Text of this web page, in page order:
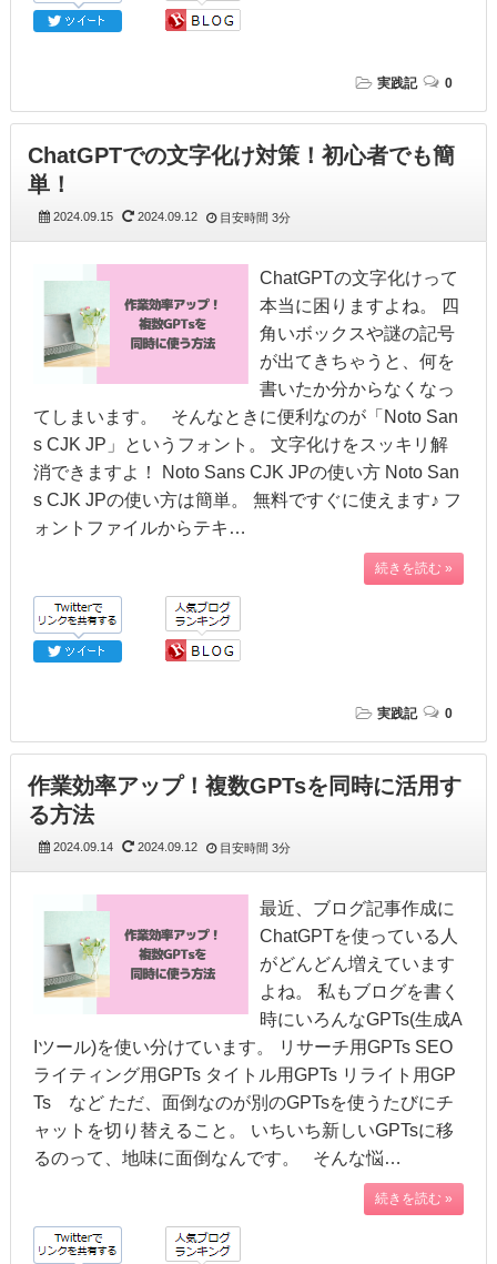
実践記 0
ChatGPTでの文字化け対策！初心者でも簡
単！
2024.09.15 2024.09.12 目安時間 3分
ChatGPTの文字化けって
本当に困りますよね。 四
角いボックスや謎の記号
が出てきちゃうと、何を
書いたか分からなくなっ
てしまいます。 そんなときに便利なのが「Noto San
s CJK JP」というフォント。 文字化けをスッキリ解
消できますよ！ Noto Sans CJK JPの使い方 Noto San
s CJK JPの使い方は簡単。 無料ですぐに使えます♪ フ
ォントファイルからテキ…
続きを読む »
実践記 0
作業効率アップ！複数GPTsを同時に活用す
る方法
2024.09.14 2024.09.12 目安時間 3分
最近、ブログ記事作成に
ChatGPTを使っている人
がどんどん増えています
よね。 私もブログを書く
時にいろんなGPTs(生成A
Iツール)を使い分けています。 リサーチ用GPTs SEO
ライティング用GPTs タイトル用GPTs リライト用GP
Ts など ただ、面倒なのが別のGPTsを使うたびにチ
ャットを切り替えること。 いちいち新しいGPTsに移
るのって、地味に面倒なんです。 そんな悩…
続きを読む »